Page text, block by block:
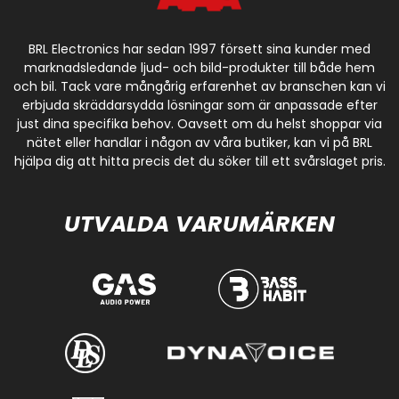
Toyota Camry XV20 (XV20) 10/1996 - 04/2000
Toyota Camry XV30 (XV30) 11/2001 - 07/2004
Toyota Camry 2004 - 2011
Toyota Carina (T17) 03/1988 - 04/1992
Toyota Carina (T19) 04/1992 - 02/1996
Toyota Carina (T19) 02/1996 - 01/1998
Toyota Celica (T16) 11/1985 - 03/1990
Toyota Celica (T20) 03/1994 - 09/1999
Toyota Celica (T23) 10/1999 - 01/2006
Toyota Corolla E9 (E90) 09/1987 - 07/1992
Toyota Corolla E10 (E100) 07/1995 - 07/1997
Toyota Corolla E11 (E110) 02/2000 - 01/2002
Toyota Corolla E12 (E120) 01/2002 - 07/2004
Toyota Corolla E12 (E120) 07/2004 - 02/2007
BRL Electronics har sedan 1997 försett sina kunder med
marknadsledande ljud- och bild-produkter till både hem
och bil. Tack vare mångårig erfarenhet av branschen kan vi
erbjuda skräddarsydda lösningar som är anpassade efter
just dina specifika behov. Oavsett om du helst shoppar via
nätet eller handlar i någon av våra butiker, kan vi på BRL
hjälpa dig att hitta precis det du söker till ett svårslaget pris.
UTVALDA VARUMÄRKEN